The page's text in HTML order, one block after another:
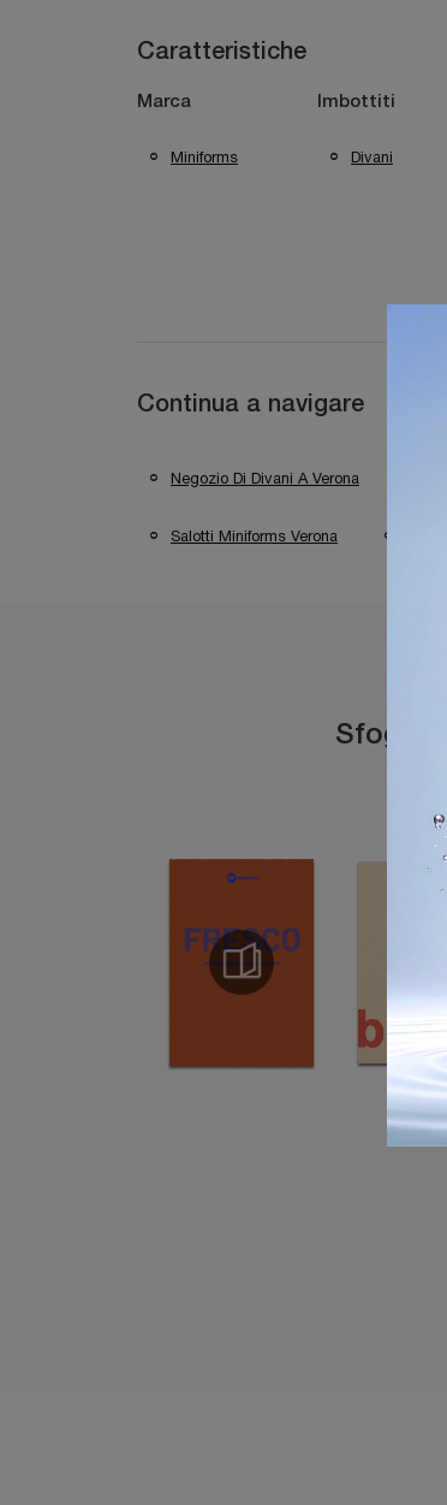
Caratteristiche
Marca
Miniforms
Imbottiti
Divani
Continua a navigare
Negozio Di Divani A Verona
Salotti Miniforms Verona
Sfoglia